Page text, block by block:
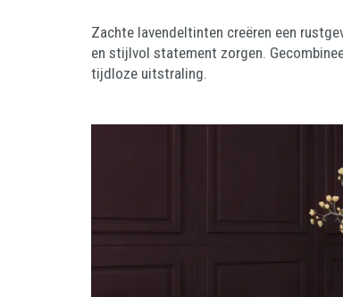
Zachte lavendeltinten creëren een
en stijlvol statement zorgen.
tijdloze uitstraling.